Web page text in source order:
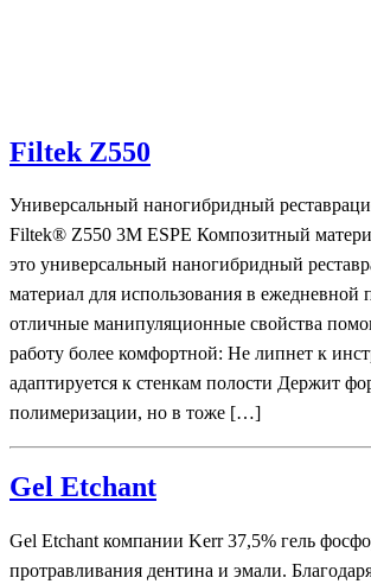
Filtek Z550
Универсальный наногибридный
Filtek® Z550 3M ESPE Композитный
это универсальный наногибридный
материал для использования в ежедневной
отличные манипуляционные свойства
работу более комфортной: Не липнет к
адаптируется к стенкам полости Держит
полимеризации, но в тоже […]
Gel Etchant
Gel Etchant компании Kerr 37,5% гель
протравливания дентина и эмали.